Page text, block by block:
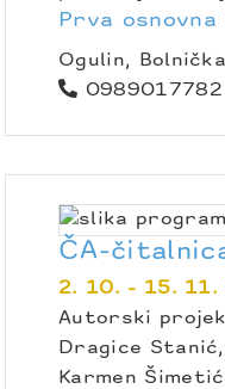
Prva osnovna
Ogulin,
0989017782
ČA-
2. 10. - 15. 11.
Autorski
Dragice
Karmen